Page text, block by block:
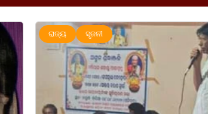
ରାଜ୍ୟ ସୃଜନୀ